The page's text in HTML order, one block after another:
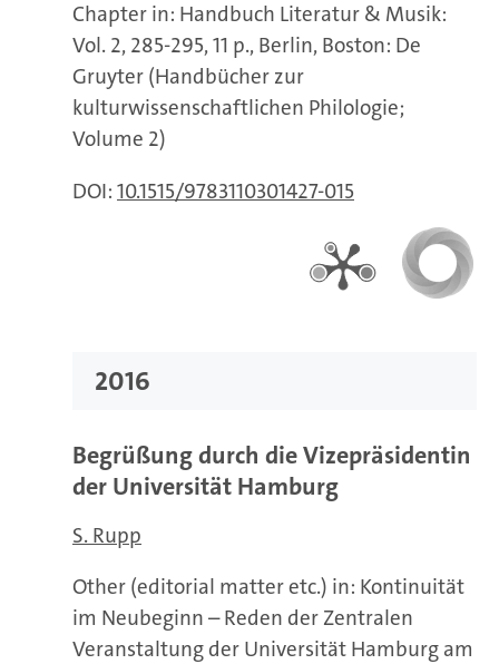
Chapter in: Handbuch Literatur & Musik:
Vol. 2, 285-295, 11 p., Berlin, Boston: De
Gruyter (Handbücher zur
kulturwissenschaftlichen Philologie;
Volume 2)
DOI: 10.1515/9783110301427-015
2016
Begrüßung durch die Vizepräsidentin
der Universität Hamburg
S. Rupp
Other (editorial matter etc.) in: Kontinuität
im Neubeginn – Reden der Zentralen
Veranstaltung der Universität Hamburg am